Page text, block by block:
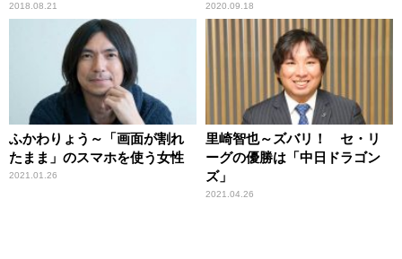
2018.08.21 2020.09.18
ふかわりょう～「画面が割れ
たまま」のスマホを使う女性
2021.01.26
里崎智也～ズバリ！ セ・リ
ーグの優勝は「中日ドラゴン
ズ」
2021.04.26